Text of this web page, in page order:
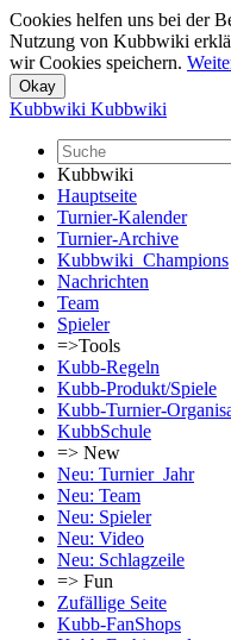
Cookies helfen uns bei der
Nutzung von Kubbwiki
wir Cookies speichern.
Kubbwiki Kubbwiki
Kubbwiki
Hauptseite
Turnier-Kalender
Turnier-Archive
Kubbwiki_Champions
Nachrichten
Team
Spieler
=>Tools
Kubb-Regeln
Kubb-Produkt/Spiele
Kubb-Turnier-
KubbSchule
=> New
Neu: Turnier_Jahr
Neu: Team
Neu: Spieler
Neu: Video
Neu: Schlagzeile
=> Fun
Zufällige Seite
Kubb-FanShops